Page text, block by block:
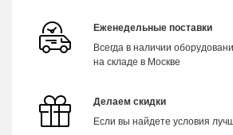
Еженедельные поставки
Всегда в наличии
на складе в Москве
Делаем скидки
Если вы найдете условия